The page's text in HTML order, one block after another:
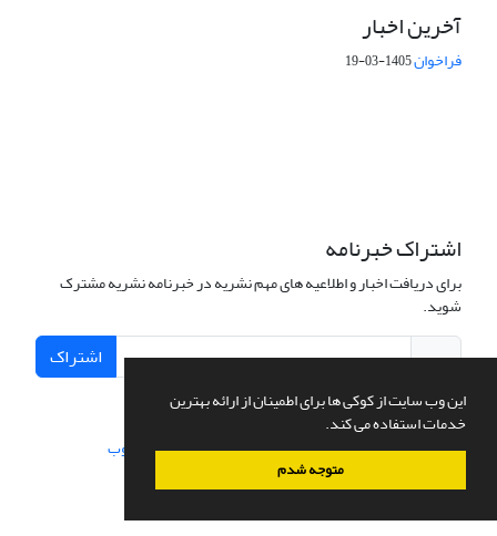
این وب سایت از کوکی ها برای اطمینان از ارائه بهترین
خدمات استفاده می کند.
متوجه شدم
آخرین اخبار
فراخوان1405-03-19
اشتراک خبرنامه
برای دریافت اخبار و اطلاعیه های مهم نشریه در خبرنامه نشریه مشترک
شوید.
اشتراک
سامانه مدیریت نشریات علمی.طراحی و پیاده سازی از سیناوب